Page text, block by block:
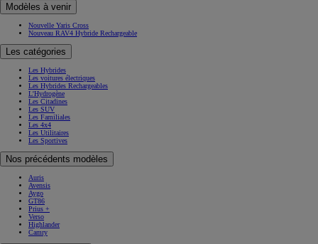
Modèles à venir
Nouvelle Yaris Cross
Nouveau RAV4 Hybride Rechargeable
Les catégories
Les Hybrides
Les voitures électriques
Les Hybrides Rechargeables
L'Hydrogène
Les Citadines
Les SUV
Les Familiales
Les 4x4
Les Utilitaires
Les Sportives
Nos précédents modèles
Auris
Avensis
Aygo
GT86
Prius +
Verso
Highlander
Camry